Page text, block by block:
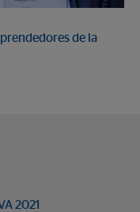
de la
2021